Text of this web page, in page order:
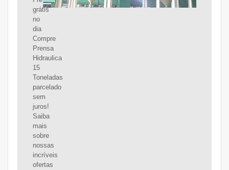
grátis
no
dia
Compre
Prensa
Hidraulica
15
Toneladas
parcelado
sem
juros!
Saiba
mais
sobre
nossas
incríveis
ofertas